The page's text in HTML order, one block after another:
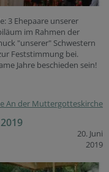
3 Ehepaare unserer
im Rahmen der
"unserer" Schwestern
Feststimmung bei.
Jahre beschieden sein!
An der Muttergotteskirche
20. Juni
2019